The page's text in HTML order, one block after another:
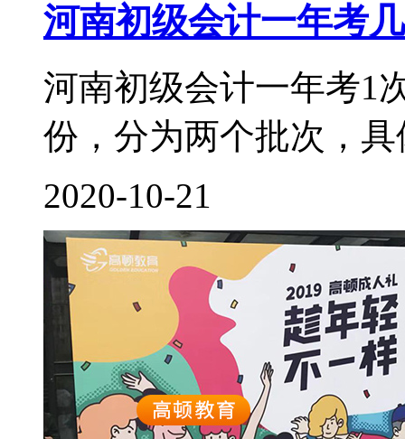
河南初级会计一年考
河南初级会计一年考1
份，分为两个批次，
2020-10-21